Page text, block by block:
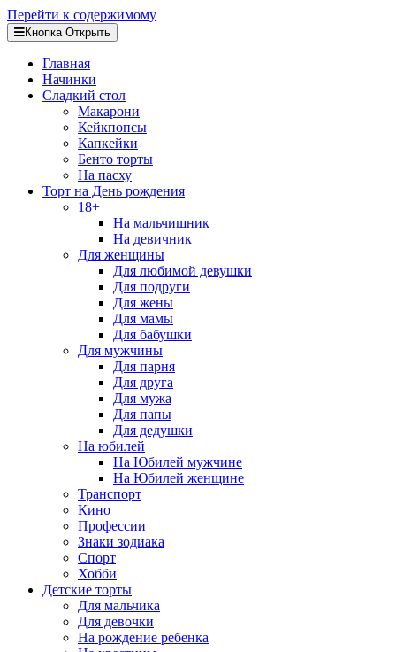
Перейти к содержимому
Кнопка Открыть
Главная
Начинки
Сладкий стол
Макарони
Кейкпопсы
Капкейки
Бенто торты
На пасху
Торт на День рождения
18+
На мальчишник
На девичник
Для женщины
Для любимой девушки
Для подруги
Для жены
Для мамы
Для бабушки
Для мужчины
Для парня
Для друга
Для мужа
Для папы
Для дедушки
На юбилей
На Юбилей мужчине
На Юбилей женщине
Транспорт
Кино
Профессии
Знаки зодиака
Спорт
Хобби
Детские торты
Для мальчика
Для девочки
На рождение ребенка